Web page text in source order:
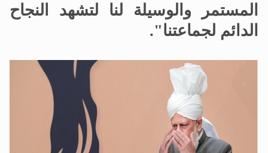
المستمر والوسيلة لنا لتشهد النجاح
الدائم لجماعتنا".